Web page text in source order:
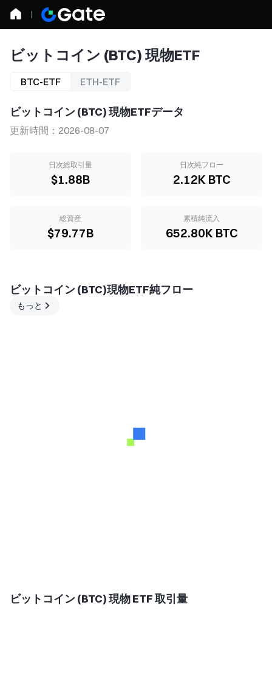
ビットコイン (BTC) 現物ETF
BTC-ETF ETH-ETF
ビットコイン (BTC) 現物ETFデータ
更新時間：2026-08-07
日次総取引量
$1.88B
日次純フロー
2.12K BTC
総資産
$79.77B
累積純流入
652.80K BTC
ビットコイン (BTC)現物ETF純フロー
もっと
ビットコイン (BTC) 現物 ETF 取引量